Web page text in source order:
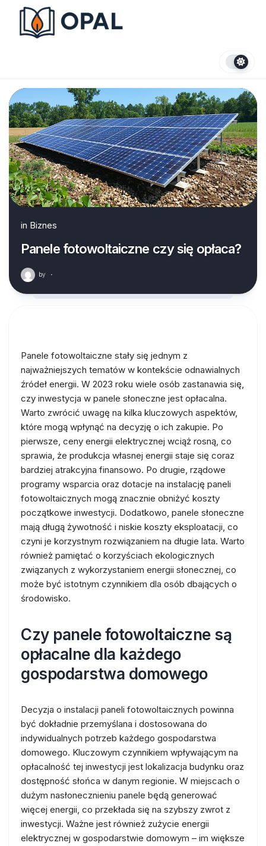
content
in Biznes
Panele fotowoltaiczne czy się opłaca?
by ·
Panele fotowoltaiczne stały się jednym z
najważniejszych tematów w kontekście odnawialnych
źródeł energii. W 2023 roku wiele osób zastanawia się,
czy inwestycja w panele słoneczne jest opłacalna.
Warto zwrócić uwagę na kilka kluczowych aspektów,
które mogą wpłynąć na decyzję o ich zakupie. Po
pierwsze, ceny energii elektrycznej wciąż rosną, co
sprawia, że produkcja własnej energii staje się coraz
bardziej atrakcyjna finansowo. Po drugie, rządowe
programy wsparcia oraz dotacje na instalację paneli
fotowoltaicznych mogą znacznie obniżyć koszty
początkowe inwestycji. Dodatkowo, panele słoneczne
mają długą żywotność i niskie koszty eksploatacji, co
czyni je korzystnym rozwiązaniem na długie lata. Warto
również pamiętać o korzyściach ekologicznych
związanych z wykorzystaniem energii słonecznej, co
może być istotnym czynnikiem dla osób dbających o
środowisko.
Czy panele fotowoltaiczne są
opłacalne dla każdego
gospodarstwa domowego
Decyzja o instalacji paneli fotowoltaicznych powinna
być dokładnie przemyślana i dostosowana do
indywidualnych potrzeb każdego gospodarstwa
domowego. Kluczowym czynnikiem wpływającym na
opłacalność tej inwestycji jest lokalizacja budynku oraz
dostępność słońca w danym regionie. W miejscach o
dużym nasłonecznieniu panele będą generować
więcej energii, co przekłada się na szybszy zwrot z
inwestycji. Ważne jest również zużycie energii
elektrycznej w gospodarstwie domowym – im większe